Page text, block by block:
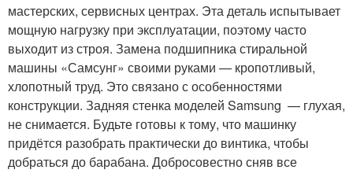
мастерских, сервисных центрах. Эта деталь испытывает
мощную нагрузку при эксплуатации, поэтому часто
выходит из строя. Замена подшипника стиральной
машины «Самсунг» своими руками — кропотливый,
хлопотный труд. Это связано с особенностями
конструкции. Задняя стенка моделей Samsung — глухая,
не снимается. Будьте готовы к тому, что машинку
придётся разобрать практически до винтика, чтобы
добраться до барабана. Добросовестно сняв все